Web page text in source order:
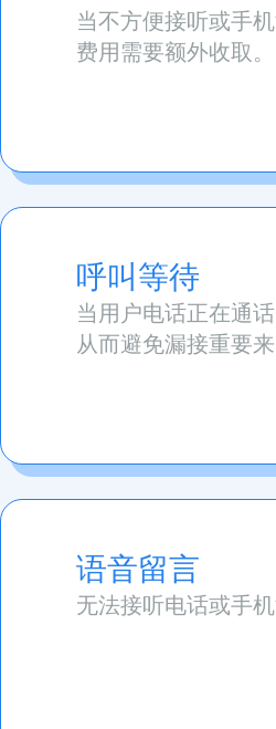
当不方便接听或手
费用需要额外收取
呼叫等待
当用户电话正在通
从而避免漏接重要
语音留言
无法接听电话或手